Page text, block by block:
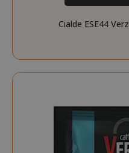
Cialde ESE44